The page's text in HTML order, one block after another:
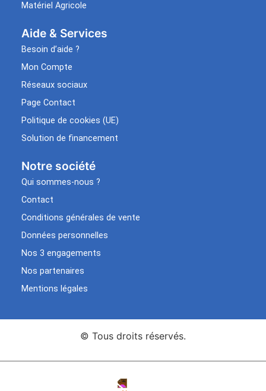
Matériel Agricole
Aide & Services​
Besoin d’aide ?
Mon Compte
Réseaux sociaux
Page Contact
Politique de cookies (UE)
Solution de financement
Notre société
Qui sommes-nous ?
Contact
Conditions générales de vente
Données personnelles
Nos 3 engagements
Nos partenaires
Mentions légales
© Tous droits réservés.